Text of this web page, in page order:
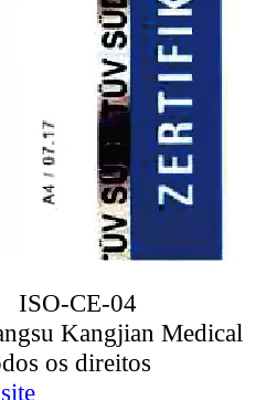
ISO-CE-04
Kangjian Medical
os direitos